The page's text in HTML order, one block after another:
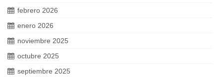
febrero 2026
enero 2026
noviembre 2025
octubre 2025
septiembre 2025